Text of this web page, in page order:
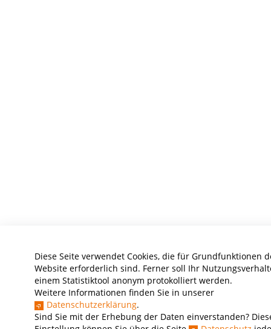
Diese Seite verwendet Cookies, die für Grundfunktionen
Website erforderlich sind. Ferner soll Ihr
einem Statistiktool anonym protokolliert werden.
Weitere Informationen finden Sie in unserer
Datenschutzerklärung.
Sind Sie mit der Erhebung der Daten einverstanden?